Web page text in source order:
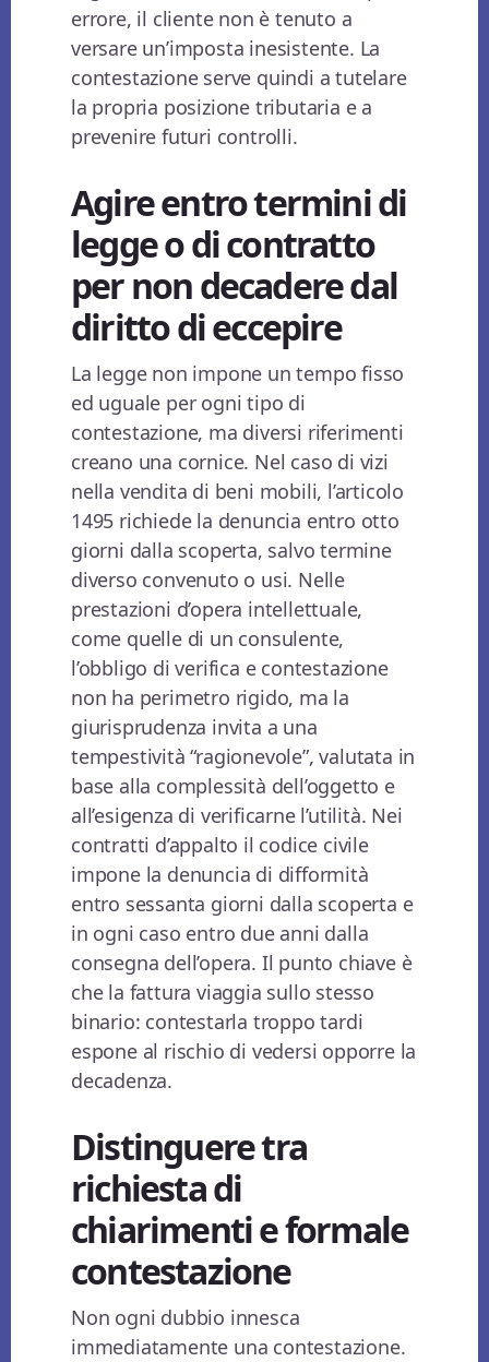
errore, il cliente non è tenuto a
versare un’imposta inesistente. La
contestazione serve quindi a tutelare
la propria posizione tributaria e a
prevenire futuri controlli.
Agire entro termini di
legge o di contratto
per non decadere dal
diritto di eccepire
La legge non impone un tempo fisso
ed uguale per ogni tipo di
contestazione, ma diversi riferimenti
creano una cornice. Nel caso di vizi
nella vendita di beni mobili, l’articolo
1495 richiede la denuncia entro otto
giorni dalla scoperta, salvo termine
diverso convenuto o usi. Nelle
prestazioni d’opera intellettuale,
come quelle di un consulente,
l’obbligo di verifica e contestazione
non ha perimetro rigido, ma la
giurisprudenza invita a una
tempestività “ragionevole”, valutata in
base alla complessità dell’oggetto e
all’esigenza di verificarne l’utilità. Nei
contratti d’appalto il codice civile
impone la denuncia di difformità
entro sessanta giorni dalla scoperta e
in ogni caso entro due anni dalla
consegna dell’opera. Il punto chiave è
che la fattura viaggia sullo stesso
binario: contestarla troppo tardi
espone al rischio di vedersi opporre la
decadenza.
Distinguere tra
richiesta di
chiarimenti e formale
contestazione
Non ogni dubbio innesca
immediatamente una contestazione.